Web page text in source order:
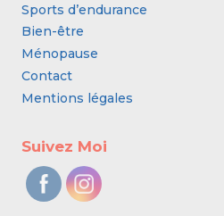
Sports d’endurance
Bien-être
Ménopause
Contact
Mentions légales
Suivez Moi